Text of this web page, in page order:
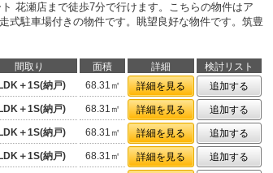
花瀬店まで徒歩7分で行けます。こちらの物件はア
式駐車場付きの物件です。眺望良好な物件です。筑豊
間取り 面積 詳細
検討リスト
＋1S(納戸) 68.31㎡ 詳細を見る
追加する
＋1S(納戸) 68.31㎡ 詳細を見る
追加する
＋1S(納戸) 68.31㎡ 詳細を見る
追加する
＋1S(納戸) 68.31㎡ 詳細を見る
追加する